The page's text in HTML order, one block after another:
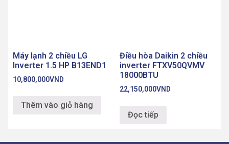
Máy lạnh 2 chiều LG
Inverter 1.5 HP B13END1
10,800,000VND
Thêm vào giỏ hàng
Điều hòa Daikin 2 chiều
inverter FTXV50QVMV
18000BTU
22,150,000VND
Đọc tiếp